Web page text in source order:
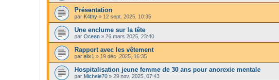
Présentation
par K4thy » 12 sept. 2025, 10:35
Une enclume sur la tête
par Ocean » 26 mars 2025, 23:40
Rapport avec les vêtement
par alix1 » 19 déc. 2025, 16:35
Hospitalisation jeune femme de 30 ans pour anorexie mentale
par Michele70 » 29 nov. 2025, 07:43